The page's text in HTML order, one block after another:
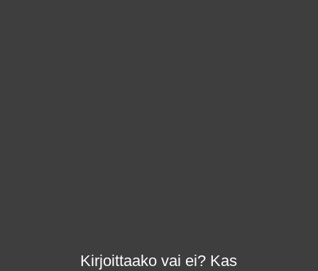
Kirjoittaako vai ei? Kas